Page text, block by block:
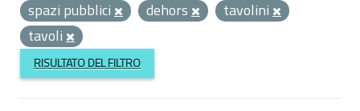
spazi pubblici
dehors
tavolini
tavoli
RISULTATO DEL FILTRO